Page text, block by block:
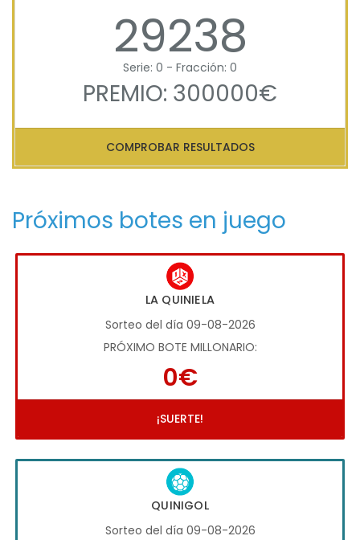
29238
Serie: 0 - Fracción: 0
PREMIO: 300000€
COMPROBAR RESULTADOS
Próximos botes en juego
LA QUINIELA
Sorteo del día 09-08-2026
PRÓXIMO BOTE MILLONARIO:
0€
¡SUERTE!
QUINIGOL
Sorteo del día 09-08-2026